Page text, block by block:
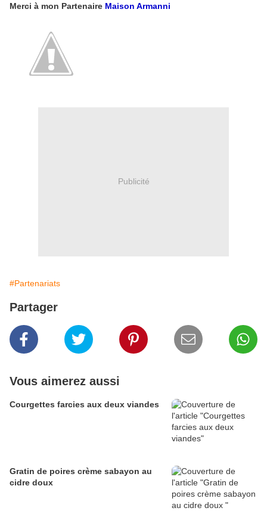
Merci à mon Partenaire Maison Armanni
Publicité
#Partenariats
Partager
Vous aimerez aussi
Courgettes farcies aux deux viandes
Gratin de poires crème sabayon au
cidre doux